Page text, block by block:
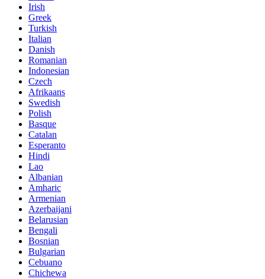
Irish
Greek
Turkish
Italian
Danish
Romanian
Indonesian
Czech
Afrikaans
Swedish
Polish
Basque
Catalan
Esperanto
Hindi
Lao
Albanian
Amharic
Armenian
Azerbaijani
Belarusian
Bengali
Bosnian
Bulgarian
Cebuano
Chichewa